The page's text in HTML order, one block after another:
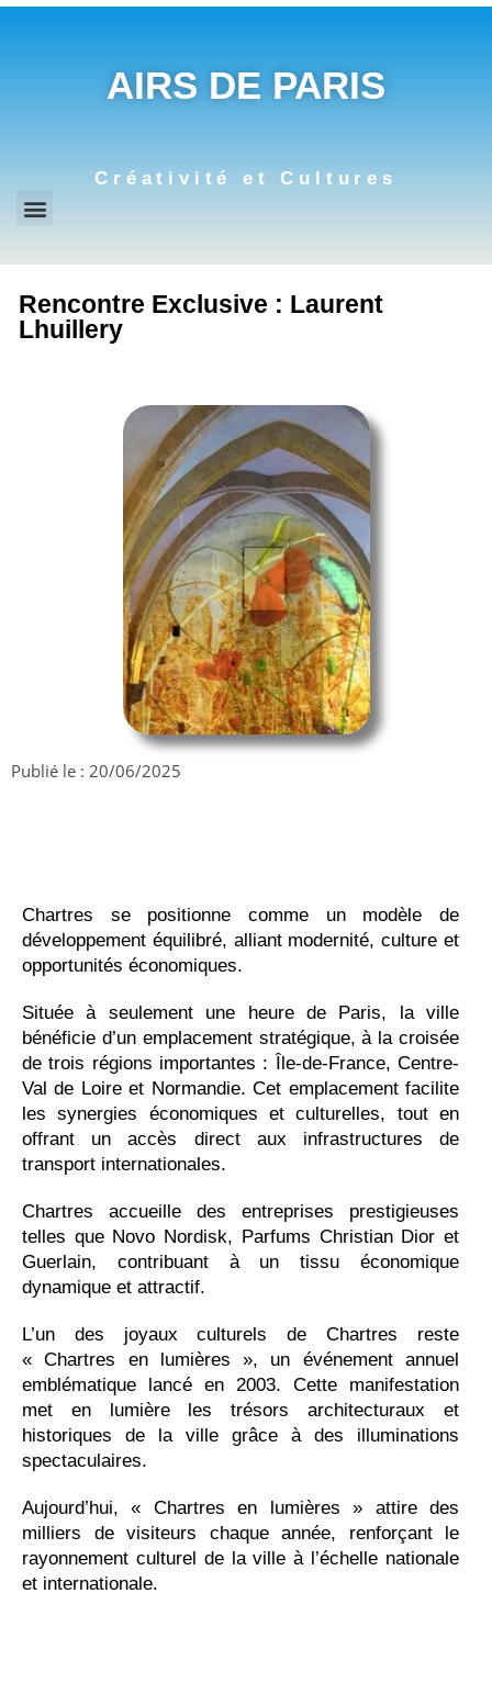
AIRS DE PARIS
Créativité et Cultures
Rencontre Exclusive : Laurent
Lhuillery
Publié le : 20/06/2025
Chartres se positionne comme un modèle de
développement équilibré, alliant modernité, culture et
opportunités économiques.
Située à seulement une heure de Paris, la ville
bénéficie d’un emplacement stratégique, à la croisée
de trois régions importantes : Île-de-France, Centre-
Val de Loire et Normandie. Cet emplacement facilite
les synergies économiques et culturelles, tout en
offrant un accès direct aux infrastructures de
transport internationales.
Chartres accueille des entreprises prestigieuses
telles que Novo Nordisk, Parfums Christian Dior et
Guerlain, contribuant à un tissu économique
dynamique et attractif.
L’un des joyaux culturels de Chartres reste
« Chartres en lumières », un événement annuel
emblématique lancé en 2003. Cette manifestation
met en lumière les trésors architecturaux et
historiques de la ville grâce à des illuminations
spectaculaires.
Aujourd’hui, « Chartres en lumières » attire des
milliers de visiteurs chaque année, renforçant le
rayonnement culturel de la ville à l’échelle nationale
et internationale.